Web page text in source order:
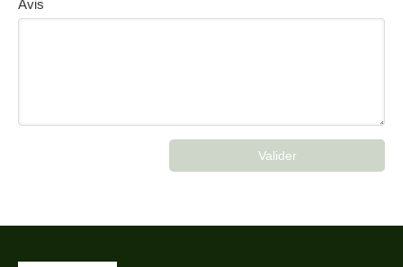
Avis
Valider